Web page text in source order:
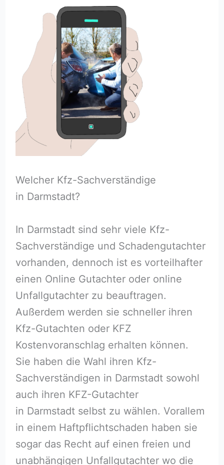
Welcher Kfz-Sachverständige
in Darmstadt?
In Darmstadt sind sehr viele Kfz-
Sachverständige und Schadengutachter
vorhanden, dennoch ist es vorteilhafter
einen Online Gutachter oder online
Unfallgutachter zu beauftragen.
Außerdem werden sie schneller ihren
Kfz-Gutachten oder KFZ
Kostenvoranschlag erhalten können.
Sie haben die Wahl ihren Kfz-
Sachverständigen in Darmstadt sowohl
auch ihren KFZ-Gutachter
in Darmstadt selbst zu wählen. Vorallem
in einem Haftpflichtschaden haben sie
sogar das Recht auf einen freien und
unabhängigen Unfallgutachter wo die